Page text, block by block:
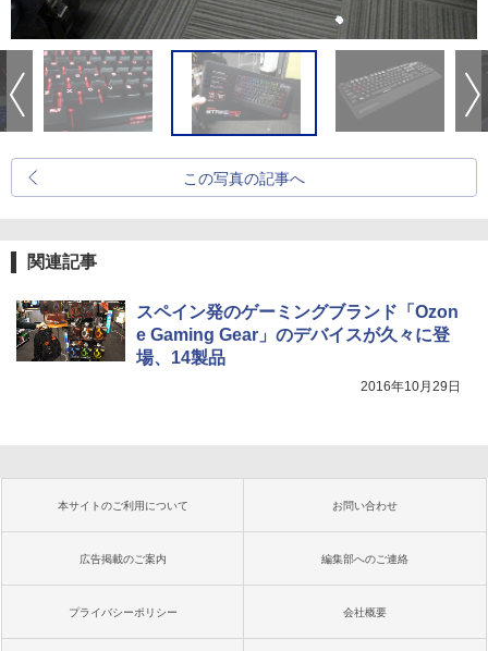
この写真の記事へ
関連記事
スペイン発のゲーミングブランド「Ozon
e Gaming Gear」のデバイスが久々に登
場、14製品
2016年10月29日
本サイトのご利用について お問い合わせ
広告掲載のご案内 編集部へのご連絡
プライバシーポリシー 会社概要